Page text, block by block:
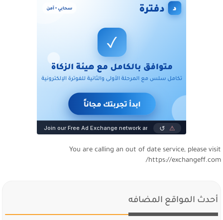
You are calling an out of date service, please visit
https://exchangeff.com/
أحدث المواقع المضافه